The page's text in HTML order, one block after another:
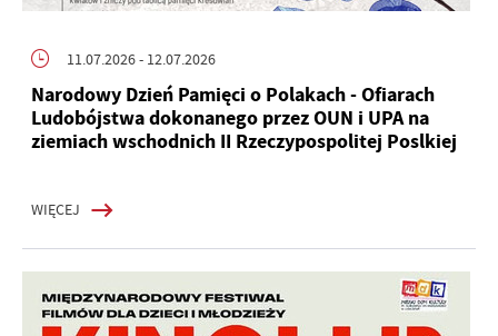
11.07.2026- 12.07.2026
Narodowy Dzień Pamięci o Polakach - Ofiarach
Ludobójstwa dokonanego przez OUN i UPA na
ziemiach wschodnich II Rzeczypospolitej Poslkiej
WIĘCEJ